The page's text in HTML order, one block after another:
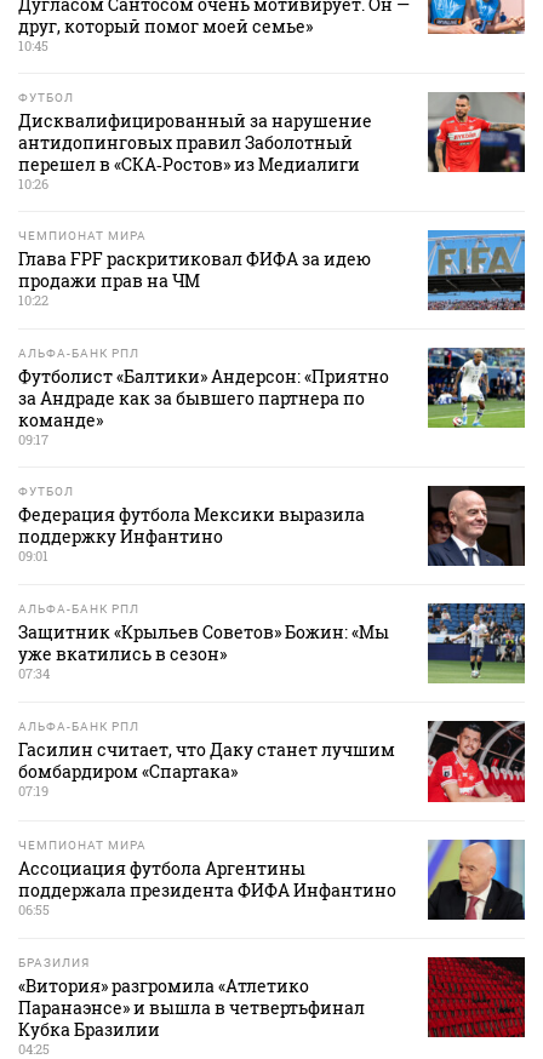
Дугласом Сантосом очень мотивирует. Он —
друг, который помог моей семье»
10:45
ФУТБОЛ
Дисквалифицированный за нарушение
антидопинговых правил Заболотный
перешел в «СКА‑Ростов» из Медиалиги
10:26
ЧЕМПИОНАТ МИРА
Глава FPF раскритиковал ФИФА за идею
продажи прав на ЧМ
10:22
АЛЬФА-БАНК РПЛ
Футболист «Балтики» Андерсон: «Приятно
за Андраде как за бывшего партнера по
команде»
09:17
ФУТБОЛ
Федерация футбола Мексики выразила
поддержку Инфантино
09:01
АЛЬФА-БАНК РПЛ
Защитник «Крыльев Советов» Божин: «Мы
уже вкатились в сезон»
07:34
АЛЬФА-БАНК РПЛ
Гасилин считает, что Даку станет лучшим
бомбардиром «Спартака»
07:19
ЧЕМПИОНАТ МИРА
Ассоциация футбола Аргентины
поддержала президента ФИФА Инфантино
06:55
БРАЗИЛИЯ
«Витория» разгромила «Атлетико
Паранаэнсе» и вышла в четвертьфинал
Кубка Бразилии
04:25